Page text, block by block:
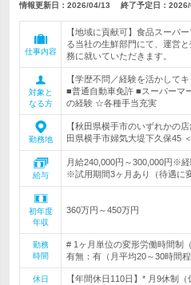
情報更新日：2026/04/13 終了予定日：
仕事内容
【地域に貢献可】食品スーパ
る当社の生鮮部門にて、運営
務に就いていただきます。
対象と
なる方
【学歴不問／経験を活かして
■普通自動車免許 ■スーパーマ
の経験 ☆各種手当充実
勤務地
【秋田県横手市のいずれかの
田県横手市婦気大堤下久保45
給与
月給240,000円～300,000円※
※試用期間3ヶ月あり（待遇に
初年度
年収
360万円～450万円
勤務
時間
# 1ヶ月単位の変形労働時間制
有無：有（月平均20～30時間程
休日
【年間休日110日】* 月9休制